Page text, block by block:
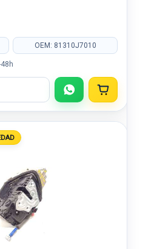
OEM: 81310J7010